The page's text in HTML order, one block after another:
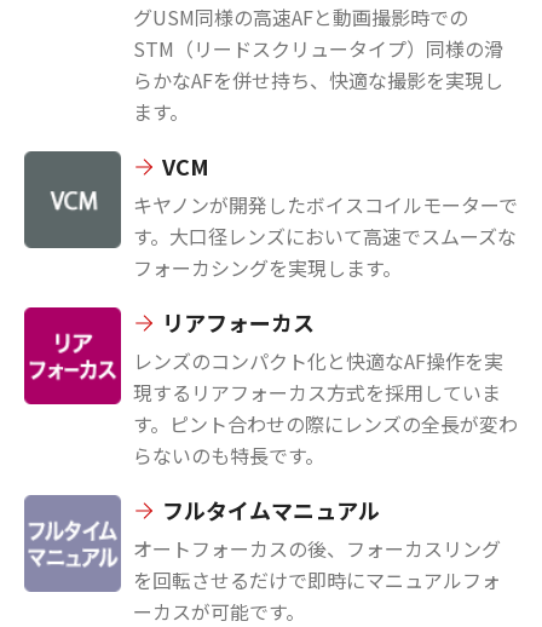
グUSM同様の高速AFと動画撮影時での
STM（リードスクリュータイプ）同様の滑
らかなAFを併せ持ち、快適な撮影を実現し
ます。
VCM
キヤノンが開発したボイスコイルモーターで
す。大口径レンズにおいて高速でスムーズな
フォーカシングを実現します。
リアフォーカス
レンズのコンパクト化と快適なAF操作を実
現するリアフォーカス方式を採用していま
す。ピント合わせの際にレンズの全長が変わ
らないのも特長です。
フルタイムマニュアル
オートフォーカスの後、フォーカスリング
を回転させるだけで即時にマニュアルフォ
ーカスが可能です。